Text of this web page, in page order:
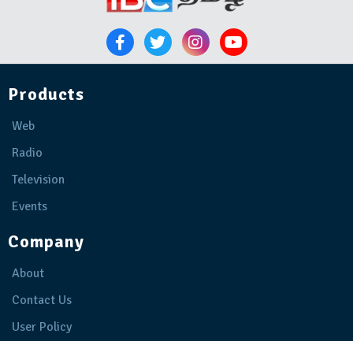
Products
Web
Radio
Television
Events
Company
About
Contact Us
User Policy